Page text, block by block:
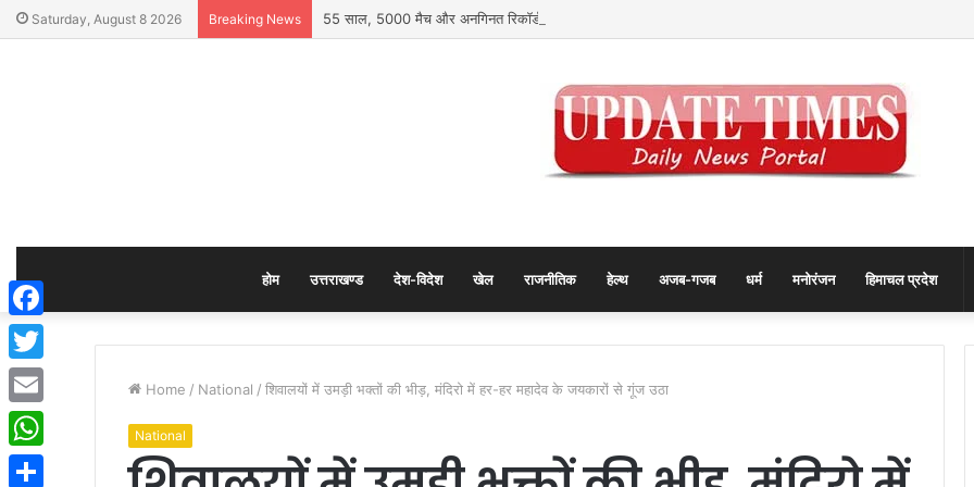
Saturday, August 8 2026 Breaking News 55 साल, 5000 मैच और अनगिनत रिकॉर्ड… जानिए कैसे बदलता गया पुरुष वनडे क्रिकेट का रोमांच
होम उत्तराखण्ड देश-विदेश खेल राजनीतिक हेल्थ अजब-गजब धर्म मनोरंजन हिमाचल प्रदेश
Home / National / शिवालयों में उमड़ी भक्तों की भीड़, मंदिरो में हर-हर महादेव के जयकारों से गूंज उठा
National
Facebook
Twitter
Email
WhatsApp